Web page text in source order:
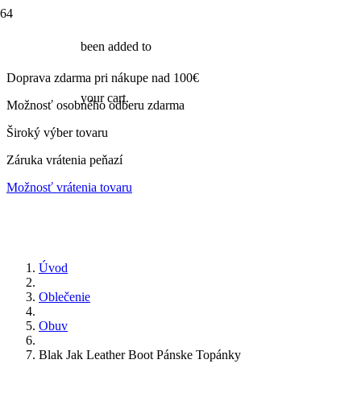
been added to
your cart.
Doprava zdarma pri nákupe nad 100€
Možnosť osobného odberu zdarma
Široký výber tovaru
Záruka vrátenia peňazí
Možnosť vrátenia tovaru
Úvod
Oblečenie
Obuv
Blak Jak Leather Boot Pánske Topánky